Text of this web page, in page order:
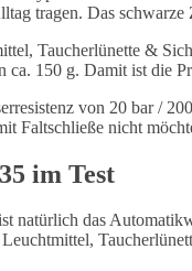
tragen. Das
Taucherlünette &
ca. 150 g. Damit ist die
von 20 bar /
Faltschließe nicht
im Test
natürlich das